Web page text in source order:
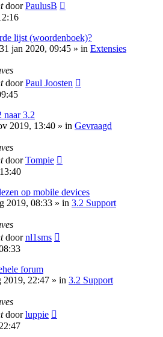
doorPaulusB
lijst (woordenboek)?
jan 2020, 09:45 » in Extensies
doorPaul Joosten
naar 3.2
2019, 13:40 » in Gevraagd
doorTompie
op mobile devices
2019, 08:33 » in 3.2 Support
doornl1sms
forum
2019, 22:47 » in 3.2 Support
doorluppie